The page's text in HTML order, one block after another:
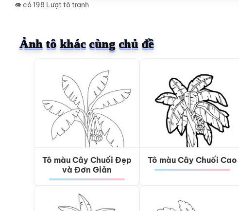
👁️ có 198 Lượt tô tranh
Ảnh tô khác cùng chủ đề
Tô màu Cây Chuối Đẹp
và Đơn Giản
Tô màu Cây Chuối Cao